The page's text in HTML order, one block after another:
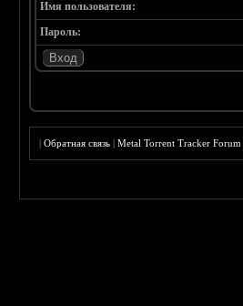
Имя пользователя:
Пароль:
|Обратная связь |Metal Torrent Tracker Forum